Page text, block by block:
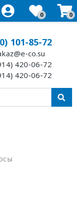
0 0
101-85-72
co.su
420-06-72
420-06-72